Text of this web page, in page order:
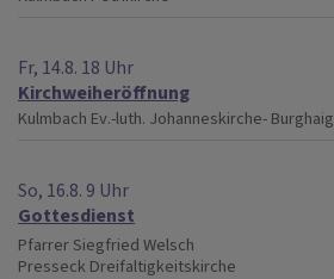
Fr, 14.8. 18 Uhr
Kirchweiheröffnung
Kulmbach Ev.-luth. Johanneskirche- Burghaig
So, 16.8. 9 Uhr
Gottesdienst
Pfarrer Siegfried Welsch
Presseck Dreifaltigkeitskirche